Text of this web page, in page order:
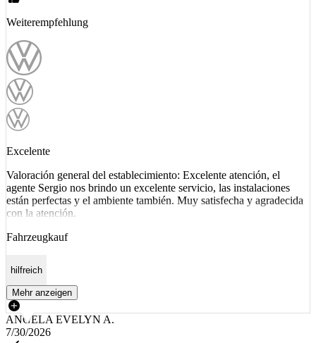
Weiterempfehlung
Excelente
Valoración general del establecimiento: Excelente atención, el
agente Sergio nos brindo un excelente servicio, las instalaciones
están perfectas y el ambiente también. Muy satisfecha y agradecida
con la atención.
Fahrzeugkauf
hilfreich
Mehr anzeigen
ANGELA EVELYN A.
7/30/2026